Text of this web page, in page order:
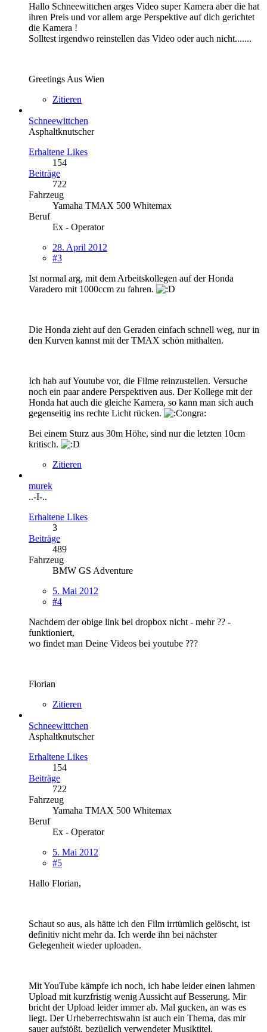
Hallo Schneewittchen arges Video super Kamera aber die hat
ihren Preis und vor allem arge Perspektive auf dich gerichtet
die Kamera !
Solltest irgendwo reinstellen das Video oder auch nicht.......
Greetings Aus Wien
Zitieren
Schneewittchen
Asphaltknutscher
Erhaltene Likes
154
Beiträge
722
Fahrzeug
Yamaha TMAX 500 Whitemax
Beruf
Ex - Operator
28. April 2012
#3
Ist normal arg, mit dem Arbeitskollegen auf der Honda
Varadero mit 1000ccm zu fahren.
Die Honda zieht auf den Geraden einfach schnell weg, nur in
den Kurven kannst mit der TMAX schön mithalten.
Ich hab auf Youtube vor, die Filme reinzustellen. Versuche
noch ein paar andere Perspektiven aus. Der Kollege mit der
Honda hat auch die gleiche Kamera, so kann man sich auch
gegenseitig ins rechte Licht rücken.
Bei einem Sturz aus 30m Höhe, sind nur die letzten 10cm
kritisch.
Zitieren
murek
..-I-..
Erhaltene Likes
3
Beiträge
489
Fahrzeug
BMW GS Adventure
5. Mai 2012
#4
Nachdem der obige link bei dropbox nicht - mehr ?? -
funktioniert,
wo findet man Deine Videos bei youtube ???
Florian
Zitieren
Schneewittchen
Asphaltknutscher
Erhaltene Likes
154
Beiträge
722
Fahrzeug
Yamaha TMAX 500 Whitemax
Beruf
Ex - Operator
5. Mai 2012
#5
Hallo Florian,
Schaut so aus, als hätte ich den Film irrtümlich gelöscht, ist
definitiv nicht mehr da. Ich werde ihn bei nächster
Gelegenheit wieder uploaden.
Mit YouTube kämpfe ich noch, ich habe leider einen lahmen
Upload mit kurzfristig wenig Aussicht auf Besserung. Mir
bricht der Upload leider immer ab. Mal gucken, an was es
liegt. Der Urheberrechtswahn ist auch ein Thema, das mir
sauer aufstößt, bezüglich verwendeter Musiktitel.